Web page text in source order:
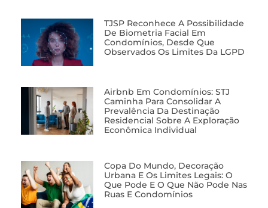
TJSP Reconhece A Possibilidade
De Biometria Facial Em
Condomínios, Desde Que
Observados Os Limites Da LGPD
Airbnb Em Condomínios: STJ
Caminha Para Consolidar A
Prevalência Da Destinação
Residencial Sobre A Exploração
Econômica Individual
Copa Do Mundo, Decoração
Urbana E Os Limites Legais: O
Que Pode E O Que Não Pode Nas
Ruas E Condomínios